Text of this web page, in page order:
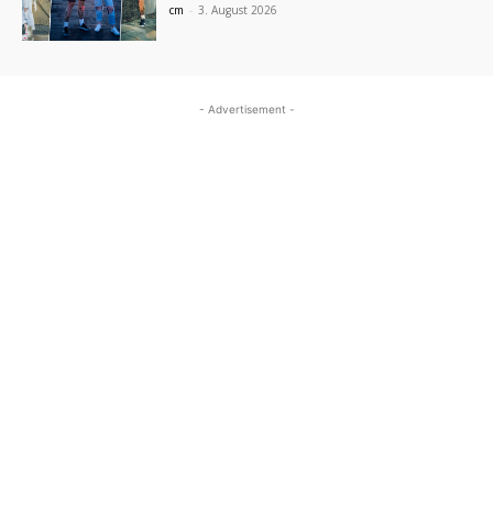
cm - 3. August 2026
- Advertisement -